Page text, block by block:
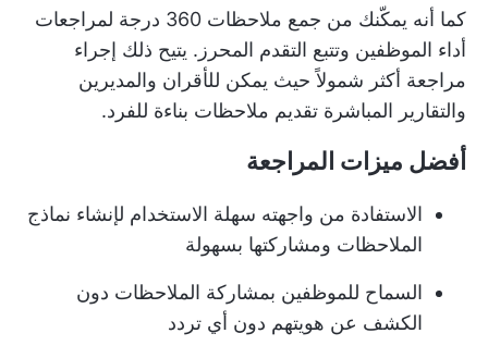
كما أنه يمكّنك من جمع ملاحظات 360 درجة
لمراجعات
أداء الموظفين وتتبع التقدم المحرز. يتيح ذلك إجراء
مراجعة أكثر شمولاً حيث يمكن للأقران والمديرين
والتقارير المباشرة تقديم ملاحظات بناءة للفرد.
أفضل ميزات المراجعة
الاستفادة من واجهته سهلة الاستخدام لإنشاء نماذج
الملاحظات ومشاركتها بسهولة
السماح للموظفين بمشاركة الملاحظات دون
الكشف عن هويتهم دون أي تردد